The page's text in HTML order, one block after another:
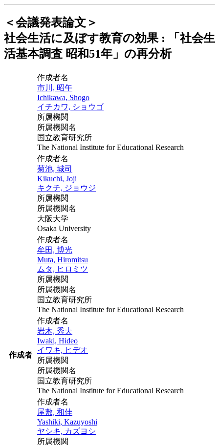
＜会議発表論文＞
社会生活に及ぼす教育の効果 : 「社会生
活基本調査 昭和51年」の再分析
作成者
作成者名
市川, 昭午
Ichikawa, Shogo
イチカワ, ショウゴ
所属機関
所属機関名
国立教育研究所
The National Institute for Educational Research
作成者名
菊池, 城司
Kikuchi, Joji
キクチ, ジョウジ
所属機関
所属機関名
大阪大学
Osaka University
作成者名
牟田, 博光
Muta, Hiromitsu
ムタ, ヒロミツ
所属機関
所属機関名
国立教育研究所
The National Institute for Educational Research
作成者名
岩木, 秀夫
Iwaki, Hideo
イワキ, ヒデオ
所属機関
所属機関名
国立教育研究所
The National Institute for Educational Research
作成者名
屋敷, 和佳
Yashiki, Kazuyoshi
ヤシキ, カズヨシ
所属機関